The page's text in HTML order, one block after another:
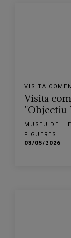
VISITA
Visita
"Objectiu
MUSEU DE
FIGUERES
03/05/2026